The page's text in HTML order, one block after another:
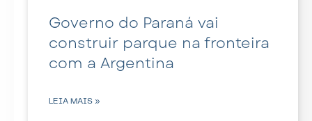
Governo do Paraná vai
construir parque na fronteira
com a Argentina
LEIA MAIS »